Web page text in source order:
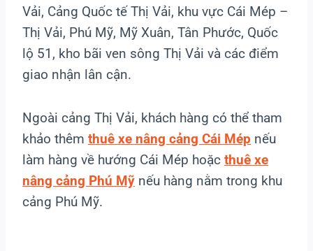
Vải, Cảng Quốc tế Thị Vải, khu vực Cái Mép –
Thị Vải, Phú Mỹ, Mỹ Xuân, Tân Phước, Quốc
lộ 51, kho bãi ven sông Thị Vải và các điểm
giao nhận lân cận.
Ngoài cảng Thị Vải, khách hàng có thể tham
khảo thêm thuê xe nâng cảng Cái Mép nếu
làm hàng về hướng Cái Mép hoặc thuê xe
nâng cảng Phú Mỹ nếu hàng nằm trong khu
cảng Phú Mỹ.